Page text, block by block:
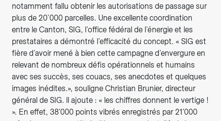
notamment fallu obtenir les autorisations de passage sur
plus de 20’000 parcelles. Une excellente coordination
entre le Canton, SIG, l’office fédéral de l’énergie et les
prestataires a démontré l’efficacité du concept. « SIG est
fière d’avoir mené à bien cette campagne d’envergure en
relevant de nombreux défis opérationnels et humains
avec ses succès, ses couacs, ses anecdotes et quelques
images inédites.», souligne Christian Brunier, directeur
général de SIG. ll ajoute : « les chiffres donnent le vertige !
». En effet, 38'000 points vibrés enregistrés par 21'000